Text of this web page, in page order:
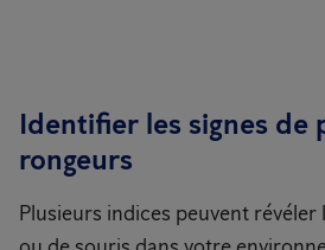
Identifier les signes de
rongeurs
Plusieurs indices peuvent révéler